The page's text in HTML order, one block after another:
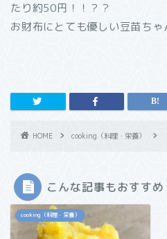
たり約50円！！？？
お財布にとても優しい豆苗ちゃ
HOME cooking（料理・栄養）
こんな記事もおすすめ
cooking（料理・栄養）